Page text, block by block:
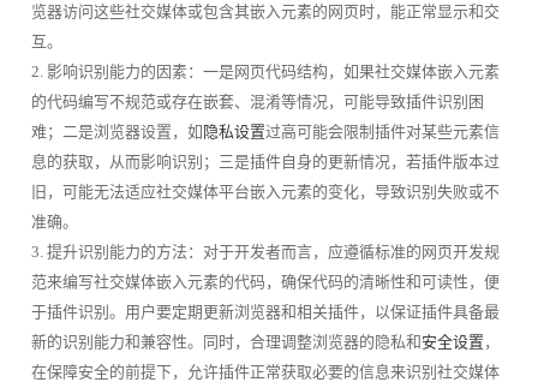
览器访问这些社交媒体或包含其嵌入元素的网页时，能正常显示和交
互。
2. 影响识别能力的因素：一是网页代码结构，如果社交媒体嵌入元素
的代码编写不规范或存在嵌套、混淆等情况，可能导致插件识别困
难；二是浏览器设置，如隐私设置过高可能会限制插件对某些元素信
息的获取，从而影响识别；三是插件自身的更新情况，若插件版本过
旧，可能无法适应社交媒体平台嵌入元素的变化，导致识别失败或不
准确。
3. 提升识别能力的方法：对于开发者而言，应遵循标准的网页开发规
范来编写社交媒体嵌入元素的代码，确保代码的清晰性和可读性，便
于插件识别。用户要定期更新浏览器和相关插件，以保证插件具备最
新的识别能力和兼容性。同时，合理调整浏览器的隐私和安全设置 ，
在保障安全的前提下，允许插件正常获取必要的信息来识别社交媒体